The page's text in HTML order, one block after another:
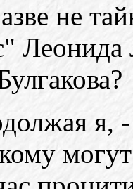
не
я,